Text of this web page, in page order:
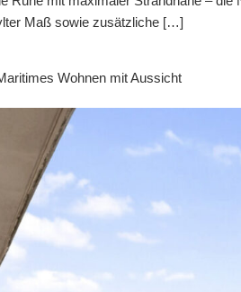
Maß sowie zusätzliche […]
Wohnen mit Aussicht